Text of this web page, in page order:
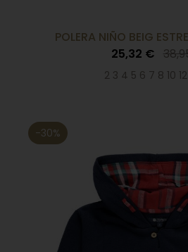
POLERA NIÑO BEIG
25,32 €
2 3 4 5 6 7 8 10 12
-30%